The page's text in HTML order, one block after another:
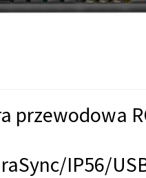
przewodowa
IP56/